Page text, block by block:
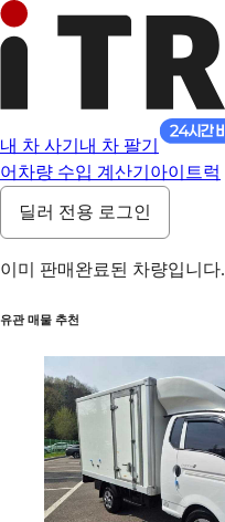
내 차 사기 내 차 팔기
어 차량 수입 계산기 아이트럭
딜러 전용 로그인
이미 판매완료된 차량입니다.
유관 매물 추천